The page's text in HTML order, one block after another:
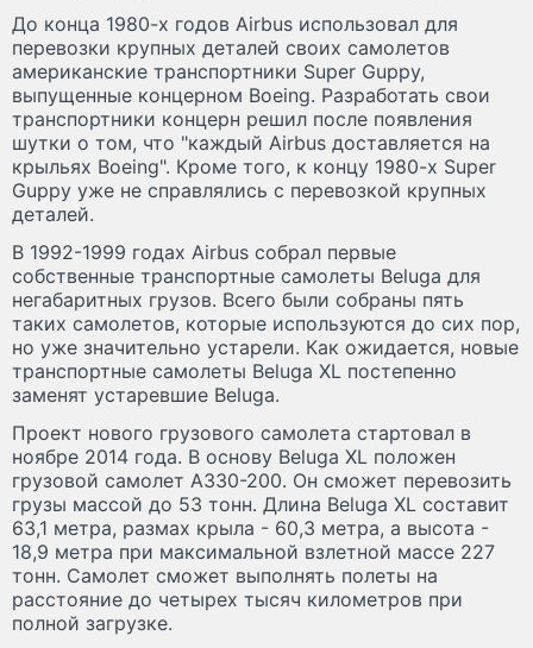
До конца 1980-х годов Airbus использовал для
перевозки крупных деталей своих самолетов
американские транспортники Super Guppy,
выпущенные концерном Boeing. Разработать свои
транспортники концерн решил после появления
шутки о том, что "каждый Airbus доставляется на
крыльях Boeing". Кроме того, к концу 1980-х Super
Guppy уже не справлялись с перевозкой крупных
деталей.
В 1992-1999 годах Airbus собрал первые
собственные транспортные самолеты Beluga для
негабаритных грузов. Всего были собраны пять
таких самолетов, которые используются до сих пор,
но уже значительно устарели. Как ожидается, новые
транспортные самолеты Beluga XL постепенно
заменят устаревшие Beluga.
Проект нового грузового самолета стартовал в
ноябре 2014 года. В основу Beluga XL положен
грузовой самолет A330-200. Он сможет перевозить
грузы массой до 53 тонн. Длина Beluga XL составит
63,1 метра, размах крыла - 60,3 метра, а высота -
18,9 метра при максимальной взлетной массе 227
тонн. Самолет сможет выполнять полеты на
расстояние до четырех тысяч километров при
полной загрузке.